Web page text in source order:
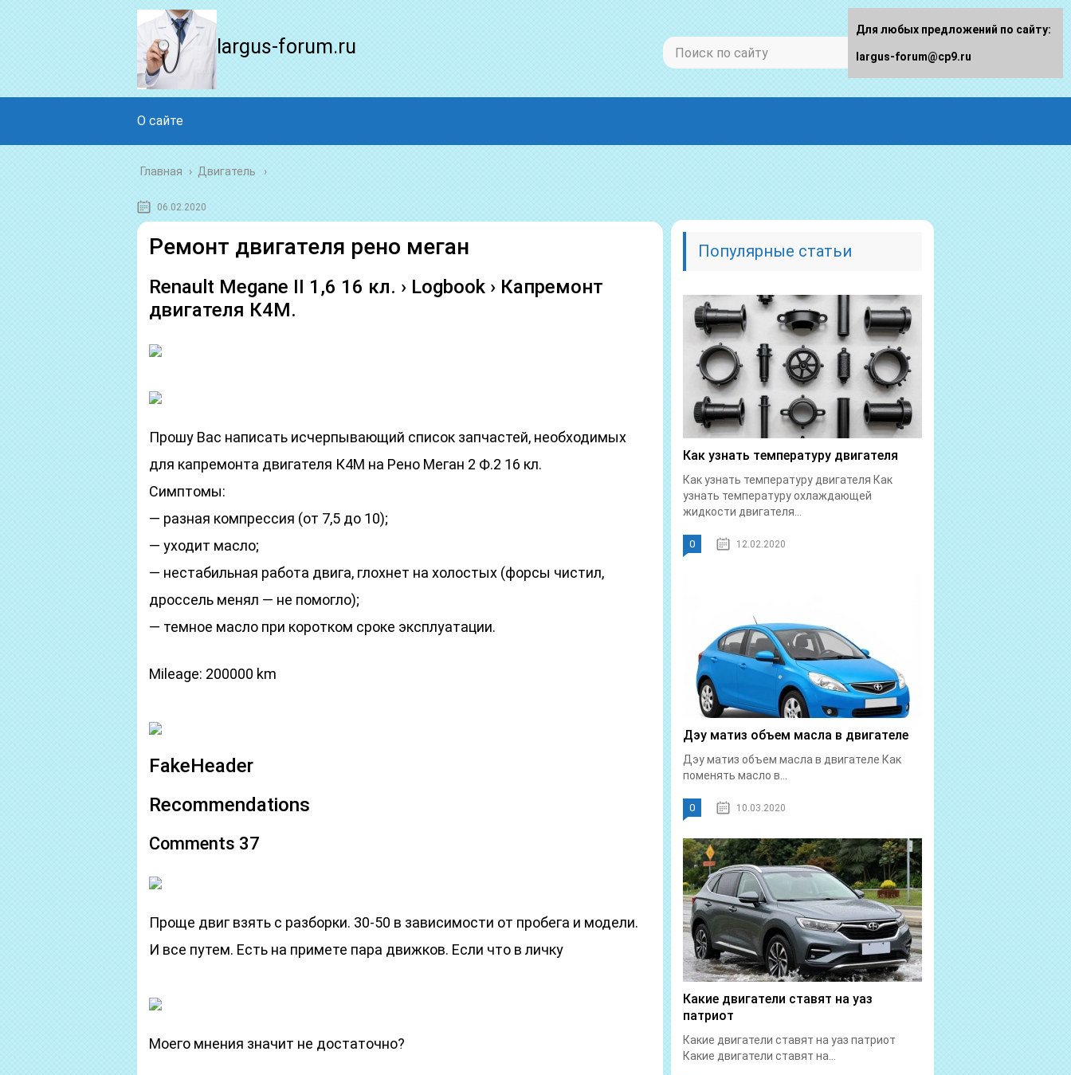
largus-forum.ru
О сайте
Главная › Двигатель
06.02.2020
Ремонт двигателя рено меган
Renault Megane II 1,6 16 кл. › Logbook › Капремонт
двигателя К4М.
Прошу Вас написать исчерпывающий список запчастей, необходимых
для капремонта двигателя К4М на Рено Меган 2 Ф.2 16 кл.
Симптомы:
— разная компрессия (от 7,5 до 10);
— уходит масло;
— нестабильная работа двига, глохнет на холостых (форсы чистил,
дроссель менял — не помогло);
— темное масло при коротком сроке эксплуатации.
Mileage: 200000 km
FakeHeader
Recommendations
Comments 37
Проще двиг взять с разборки. 30-50 в зависимости от пробега и модели.
И все путем. Есть на примете пара движков. Если что в личку
Моего мнения значит не достаточно?
Популярные статьи
Как узнать температуру двигателя
Как узнать температуру двигателя Как
узнать температуру охлаждающей
жидкости двигателя...
0 12.02.2020
Дэу матиз объем масла в двигателе
Дэу матиз объем масла в двигателе Как
поменять масло в...
0 10.03.2020
Какие двигатели ставят на уаз
патриот
Какие двигатели ставят на уаз патриот
Какие двигатели ставят на...
Для любых предложений по сайту:
largus-forum@cp9.ru